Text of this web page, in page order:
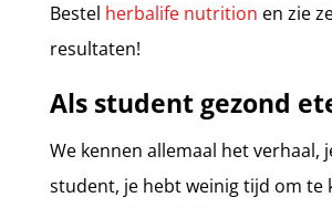
Bestel herbalife nutrition en zie
resultaten!
Als student gezond
We kennen allemaal het verhaal,
student, je hebt weinig tijd om te